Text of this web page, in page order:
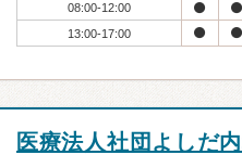
08:00-12:00
13:00-17:00
医療法人社団よしだ